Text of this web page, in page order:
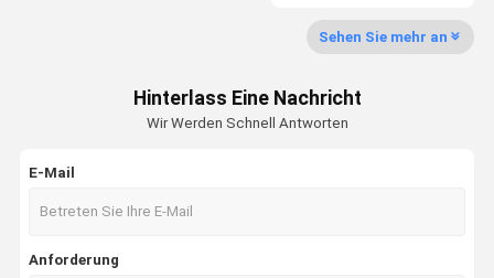
Haus Produkte
Sehen Sie mehr an
Hinterlass Eine Nachricht
Wir Werden Schnell Antworten
E-Mail
Anforderung